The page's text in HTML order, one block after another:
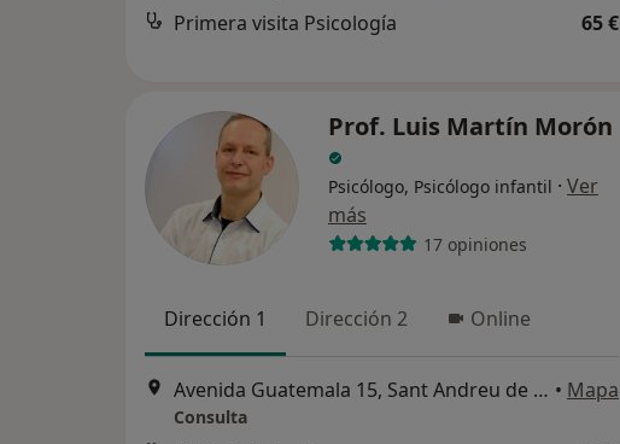
Primera visita Psicología 65 €
Prof. Luis Martín Morón
Psicólogo, Psicólogo infantil · Ver
más
17 opiniones
Dirección 1 Dirección 2 Online
Avenida Guatemala 15, Sant Andreu de la Barca • Mapa
Consulta